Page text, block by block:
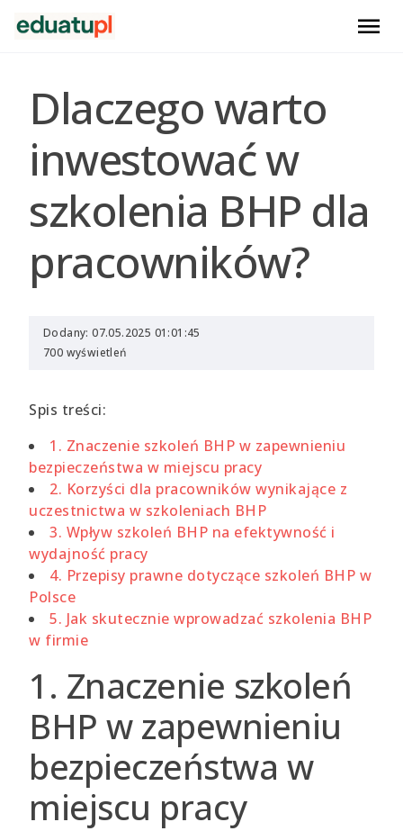
menu
Dlaczego warto
inwestować w
szkolenia BHP dla
pracowników?
Dodany: 07.05.2025 01:01:45
700 wyświetleń
Spis treści:
1. Znaczenie szkoleń BHP w zapewnieniu
bezpieczeństwa w miejscu pracy
2. Korzyści dla pracowników wynikające z
uczestnictwa w szkoleniach BHP
3. Wpływ szkoleń BHP na efektywność i
wydajność pracy
4. Przepisy prawne dotyczące szkoleń BHP w
Polsce
5. Jak skutecznie wprowadzać szkolenia BHP
w firmie
1. Znaczenie szkoleń
BHP w zapewnieniu
bezpieczeństwa w
miejscu pracy